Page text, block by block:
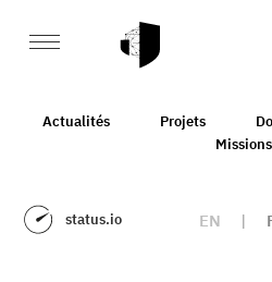
Actualités Projets
Missions
status.io EN |